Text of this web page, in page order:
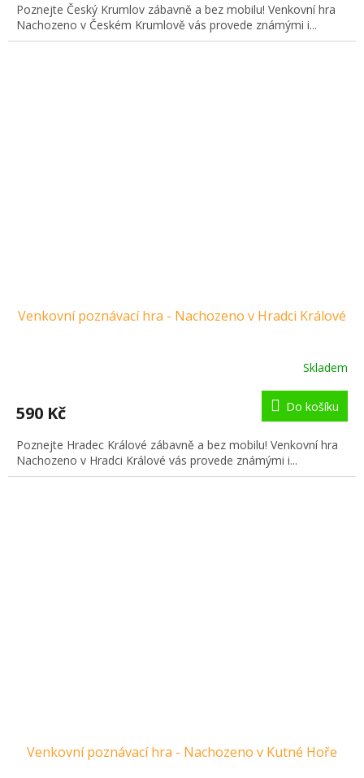
Poznejte Český Krumlov zábavně a bez mobilu! Venkovní hra
Nachozeno v Českém Krumlově vás provede známými i...
Venkovní poznávací hra - Nachozeno v Hradci Králové
Skladem
590 Kč Do košíku
Poznejte Hradec Králové zábavně a bez mobilu! Venkovní hra
Nachozeno v Hradci Králové vás provede známými i...
Venkovní poznávací hra - Nachozeno v Kutné Hoře